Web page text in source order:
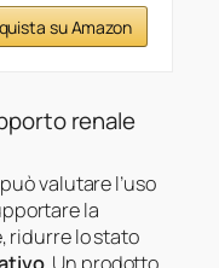
su Amazon
renale
valutare l’uso
la
ridurre lo stato